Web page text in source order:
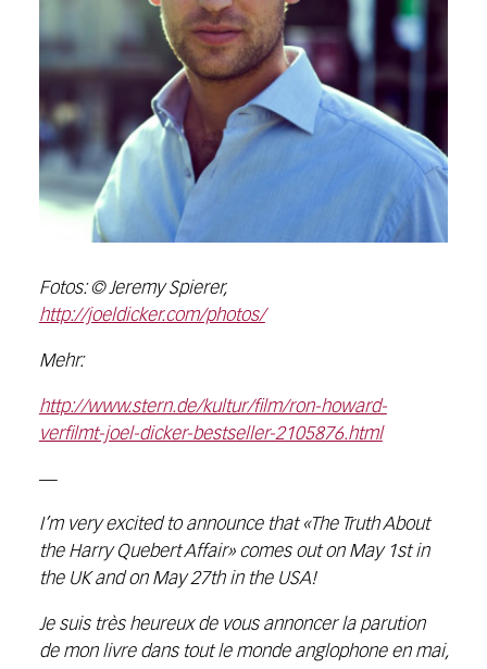
Fotos: © Jeremy Spierer,
http://joeldicker.com/photos/
Mehr:
http://www.stern.de/kultur/film/ron-howard-
verfilmt-joel-dicker-bestseller-2105876.html
—
I’m very excited to announce that «The Truth About
the Harry Quebert Affair» comes out on May 1st in
the UK and on May 27th in the USA!
Je suis très heureux de vous annoncer la parution
de mon livre dans tout le monde anglophone en mai,